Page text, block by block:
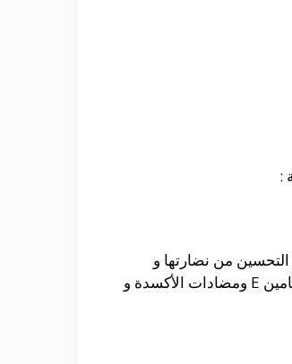
:
من نضارتها و
التمتع بالحيوية و الأشراق و الحصول على اللون الموحد و هى تحتوى على العديد من المكونات المختلفة و التى تتمثل فى فيتامين E ومضادات الأكسدة و